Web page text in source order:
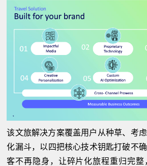
该文旅解决方案覆盖用户从种草、考
化漏斗，以四把核心技术钥匙打破不
客不再隐身，让碎片化旅程重归完